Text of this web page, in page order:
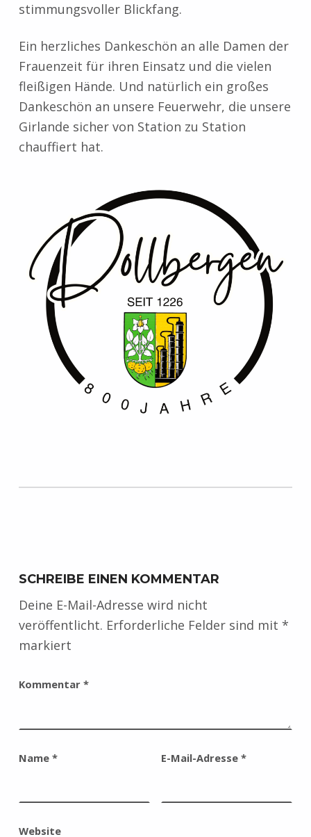
stimmungsvoller Blickfang.
Ein herzliches Dankeschön an alle Damen der
Frauenzeit für ihren Einsatz und die vielen
fleißigen Hände. Und natürlich ein großes
Dankeschön an unsere Feuerwehr, die unsere
Girlande sicher von Station zu Station
chauffiert hat.
SCHREIBE EINEN KOMMENTAR
Deine E-Mail-Adresse wird nicht
veröffentlicht. Erforderliche Felder sind mit *
markiert
Kommentar *
Name * E-Mail-Adresse *
Website